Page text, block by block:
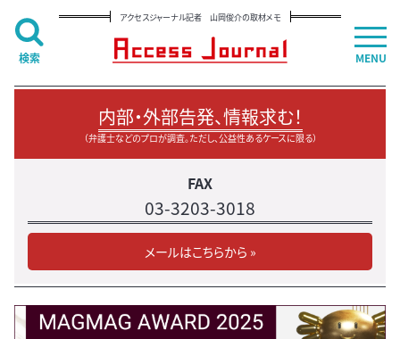
アクセスジャーナル記者 山岡俊介の取材メモ
内部・外部告発、情報求む！
（弁護士などのプロが調査。ただし、公益性あるケースに限る）
FAX
03-3203-3018
メールはこちらから »
MENU
検索